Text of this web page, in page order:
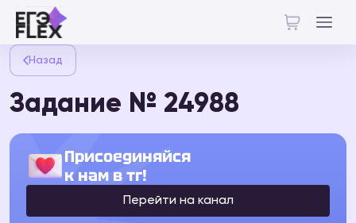
Назад
Задание № 24988
Присоединяйся
к нам в тг!
Перейти на канал